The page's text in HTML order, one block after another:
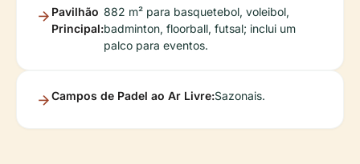
Pavilhão
Principal:
882 m² para basquetebol, voleibol,
badminton, floorball, futsal; inclui um
palco para eventos.
Campos de Padel ao Ar Livre:Sazonais.